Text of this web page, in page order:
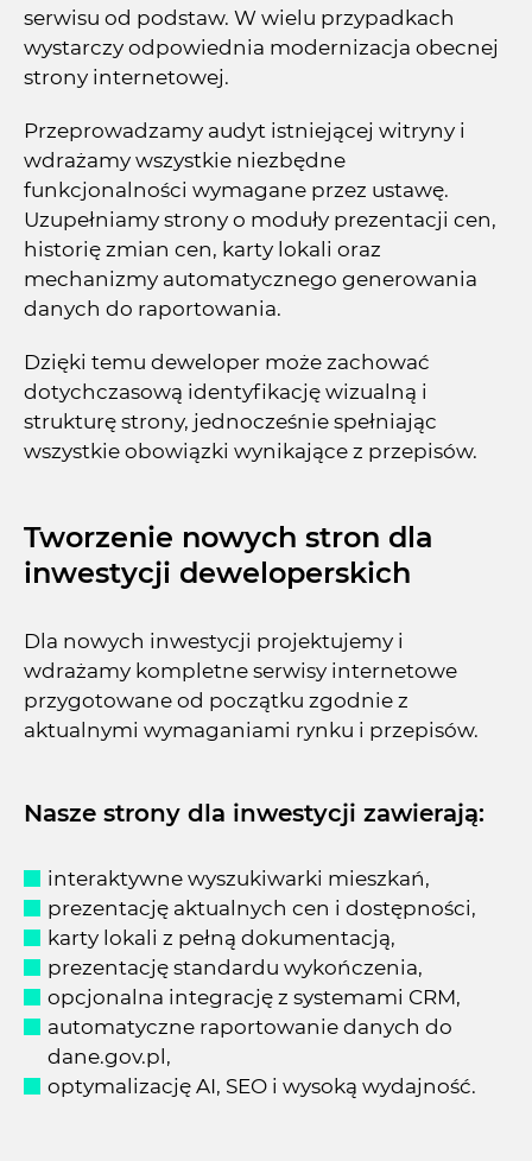
serwisu od podstaw. W wielu przypadkach
wystarczy odpowiednia modernizacja obecnej
strony internetowej.
Przeprowadzamy audyt istniejącej witryny i
wdrażamy wszystkie niezbędne
funkcjonalności wymagane przez ustawę.
Uzupełniamy strony o moduły prezentacji cen,
historię zmian cen, karty lokali oraz
mechanizmy automatycznego generowania
danych do raportowania.
Dzięki temu deweloper może zachować
dotychczasową identyfikację wizualną i
strukturę strony, jednocześnie spełniając
wszystkie obowiązki wynikające z przepisów.
Tworzenie nowych stron dla
inwestycji deweloperskich
Dla nowych inwestycji projektujemy i
wdrażamy kompletne serwisy internetowe
przygotowane od początku zgodnie z
aktualnymi wymaganiami rynku i przepisów.
Nasze strony dla inwestycji zawierają:
interaktywne wyszukiwarki mieszkań,
prezentację aktualnych cen i dostępności,
karty lokali z pełną dokumentacją,
prezentację standardu wykończenia,
opcjonalna integrację z systemami CRM,
automatyczne raportowanie danych do
dane.gov.pl,
optymalizację AI, SEO i wysoką wydajność.